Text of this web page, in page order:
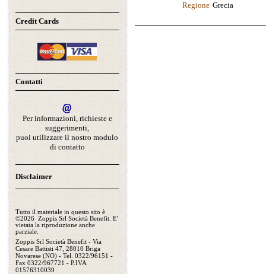
Credit Cards
Contatti
Per informazioni, richieste e
suggerimenti,
puoi utilizzare il nostro modulo
di contatto
Disclaimer
Tutto il materiale in questo sito è
©2026 Zoppis Srl Società Benefit. E'
vietata la riproduzione anche
parziale.
Zoppis Srl Società Benefit - Via
Cesare Battisti 47, 28010 Briga
Novarese (NO) - Tel. 0322/96151 -
Fax 0322/967721 - P.IVA
01576310039
Regione Grecia